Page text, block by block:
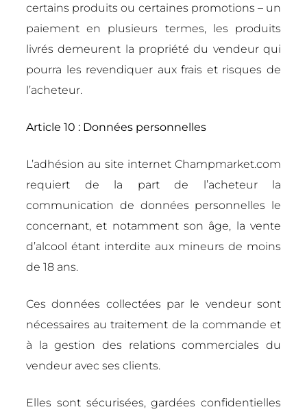
certains produits ou certaines promotions – un
paiement en plusieurs termes, les produits
livrés demeurent la propriété du vendeur qui
pourra les revendiquer aux frais et risques de
l’acheteur.
Article 10 : Données personnelles
L’adhésion au site internet Champmarket.com
requiert de la part de l’acheteur la
communication de données personnelles le
concernant, et notamment son âge, la vente
d’alcool étant interdite aux mineurs de moins
de 18 ans.
Ces données collectées par le vendeur sont
nécessaires au traitement de la commande et
à la gestion des relations commerciales du
vendeur avec ses clients.
Elles sont sécurisées, gardées confidentielles